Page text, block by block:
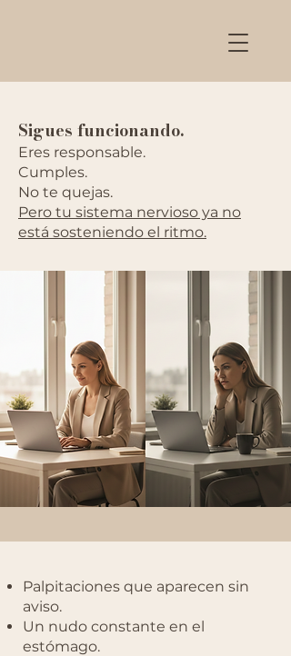
Sigues funcionando.
Eres responsable.
Cumples.
No te quejas.
Pero tu sistema nervioso ya no
está sosteniendo el ritmo.
Palpitaciones que aparecen sin
aviso.
Un nudo constante en el
estómago.